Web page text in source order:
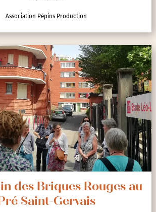
Association Pépins Production
des Briques Rouges au
Saint-Gervais